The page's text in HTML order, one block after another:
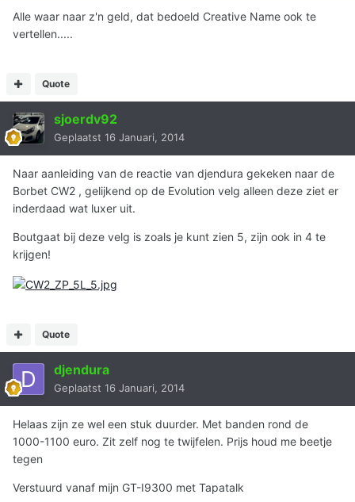
Alle waar naar z'n geld, dat bedoeld Creative Name ook te
vertellen.....
Quote
sjoerdv92
Geplaatst 16 Januari, 2014
Naar aanleiding van de reactie van djendura gekeken naar de
Borbet CW2 , gelijkend op de Evolution velg alleen deze ziet er
inderdaad wat luxer uit.
Boutgaat bij deze velg is zoals je kunt zien 5, zijn ook in 4 te
krijgen!
Quote
djendura
Geplaatst 16 Januari, 2014
Helaas zijn ze wel een stuk duurder. Met banden rond de
1000-1100 euro. Zit zelf nog te twijfelen. Prijs houd me beetje
tegen
Verstuurd vanaf mijn GT-I9300 met Tapatalk